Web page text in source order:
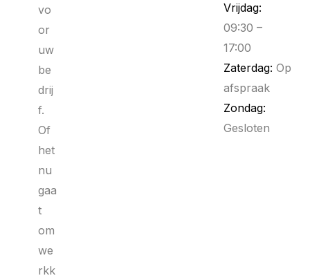
vo
or
uw
be
drij
f.
Of
het
nu
gaa
t
om
we
rkk
Vrijdag:
09:30 –
17:00
Zaterdag: Op
afspraak
Zondag:
Gesloten